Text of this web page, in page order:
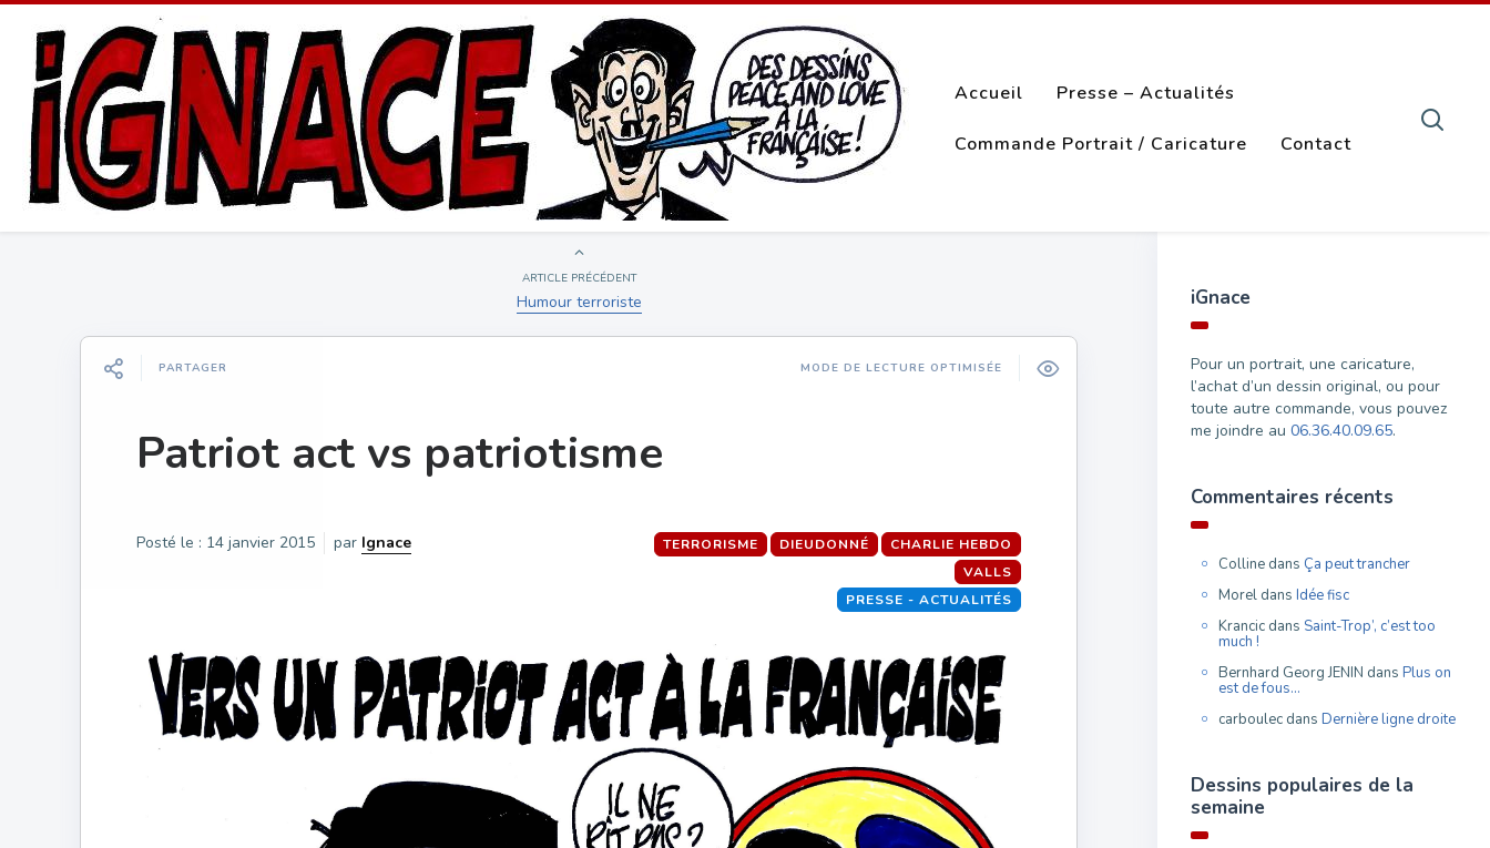
Accueil Presse – Actualités
Commande Portrait / Caricature Contact
ARTICLE PRÉCÉDENT
Humour terroriste
PARTAGER MODE DE LECTURE OPTIMISÉE
Patriot act vs patriotisme
Posté le : 14 janvier 2015 par Ignace CHARLIE HEBDO
DIEUDONNÉ
TERRORISME
VALLS
PRESSE - ACTUALITÉS
iGnace
Pour un portrait, une caricature,
l’achat d’un dessin original, ou pour
toute autre commande, vous pouvez
me joindre au 06.36.40.09.65.
Commentaires récents
Colline dans Ça peut trancher
Morel dans Idée fisc
Krancic dans Saint-Trop’, c’est too
much !
Bernhard Georg JENIN dans Plus on
est de fous…
carboulec dans Dernière ligne droite
Dessins populaires de la
semaine